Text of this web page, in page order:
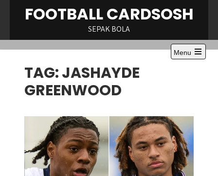
FOOTBALL CARDSOSH
SEPAK BOLA
Menu
Open
TAG:JASHAYDE
GREENWOOD